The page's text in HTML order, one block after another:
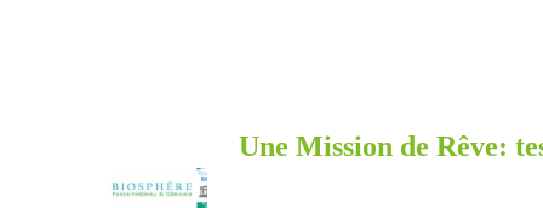
Une Mission de Rêve: